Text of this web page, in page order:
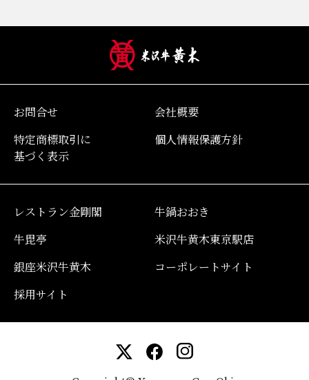
お問合せ
会社概要
特定商標取引に
基づく表示
個人情報保護方針
レストラン金剛閣
牛鍋おおき
牛毘亭
米沢牛黄木東京駅店
銀座米沢牛黄木
コーポレートサイト
採用サイト